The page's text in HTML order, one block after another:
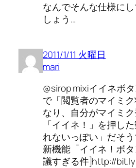
なんでそんな仕様に
しょう…
2011/1/11 火曜日
mari
@sirop mixiイイネボ
で「閲覧者のマイミ
なり、自分がマイミ
「イイネ！」を押し
れないっぽい」だそ
新機能「イイネ！ボ
議すぎる件]http://